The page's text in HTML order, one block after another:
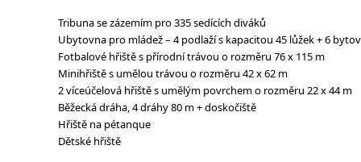
Tribuna se zázemím pro 335 sedících diváků
Ubytovna pro mládež – 4 podlaží s kapacitou 45 lůžek + 6
Fotbalové hřiště s přírodní trávou o rozměru 76 x 115 m
Minihřiště s umělou trávou o rozměru 42 x 62 m
2 víceúčelová hřiště s umělým povrchem o rozměru 22 x 44 m
Běžecká dráha, 4 dráhy 80 m + doskočiště
Hřiště na pétanque
Dětské hřiště